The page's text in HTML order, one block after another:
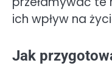
ich wpływ na
Jak